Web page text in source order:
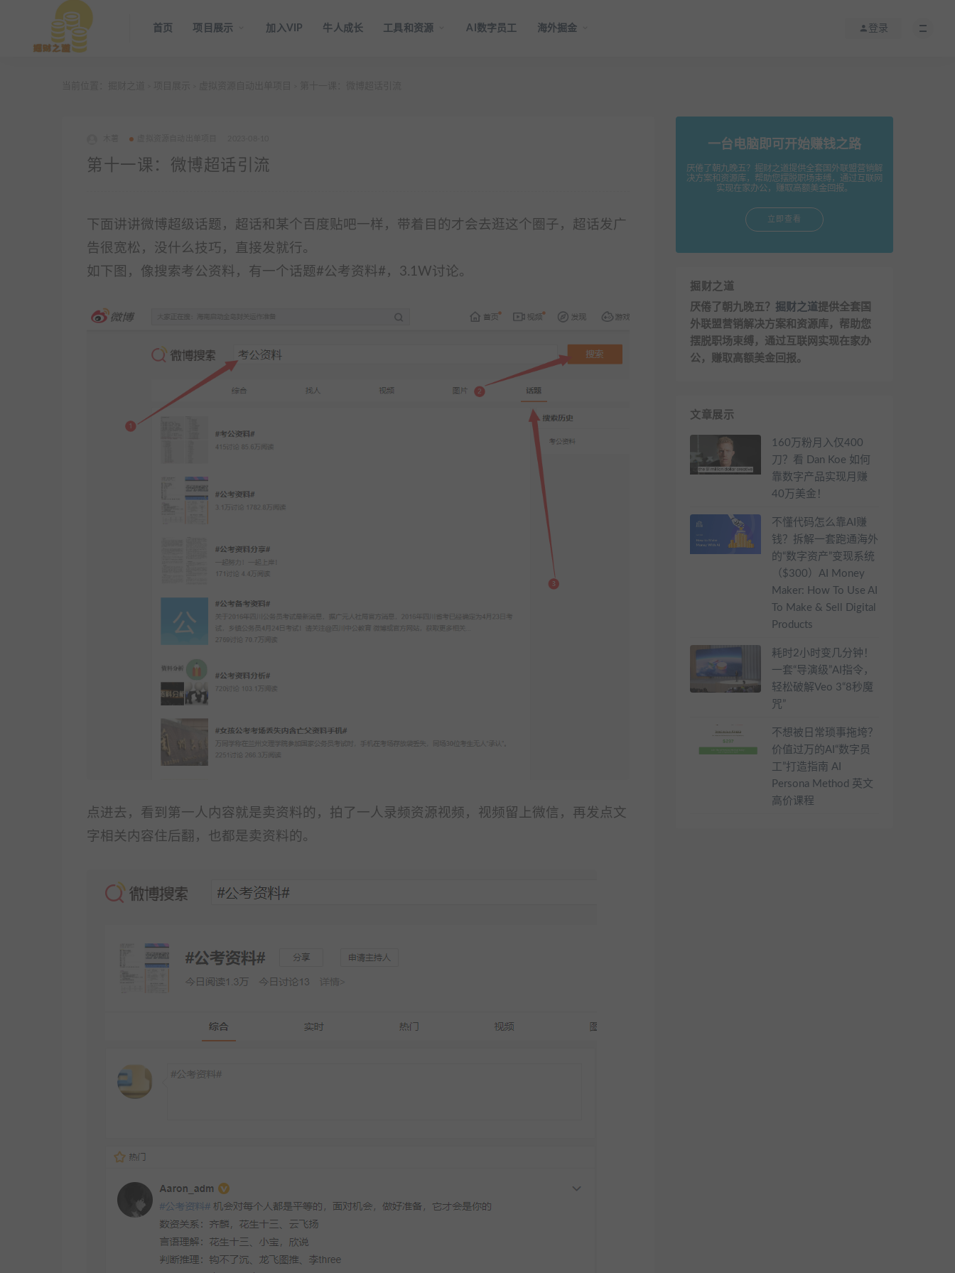
首页 项目展示 加入VIP 牛人成长 工具和资源 AI数字员工 海外掘金 登录
第十一课：微博超话引流
下面讲讲微博超级话题，超话和某个百度贴吧一样，带着目的才会去逛这个圈子，超话发广
告很宽松，没什么技巧，直接发就行。
如下图，像搜索考公资料，有一个话题#公考资料#，3.1W讨论。
点进去，看到第一人内容就是卖资料的，拍了一人录频资源视频，视频留上微信，再发点文
字相关内容住后翻，也都是卖资料的。
一台电脑即可开始赚钱之路
厌倦了朝九晚五？掘财之道提供全套国外联盟营销解
决方案和资源库，帮助您摆脱职场束缚，通过互联网
实现在家办公，赚取高额美金回报。
立即查看
掘财之道
厌倦了朝九晚五？ 掘财之道提供全套国
外联盟营销解决方案和资源库，帮助您
摆脱职场束缚，通过互联网实现在家办
公，赚取高额美金回报。
文章展示
160万粉月入仅400
刀？看 Dan Koe 如何
靠数字产品实现月赚
40万美金！
不懂代码怎么靠AI赚
钱？拆解一套跑通海外
的“数字资产”变现系统
（$300）AI Money
Maker: How To Use AI
To Make & Sell Digital
Products
耗时2小时变几分钟！
一套“导演级”AI指令，
轻松破解Veo 3“8秒魔
咒”
不想被日常琐事拖垮？
价值过万的AI“数字员
工”打造指南 AI
Persona Method 英文
高价课程